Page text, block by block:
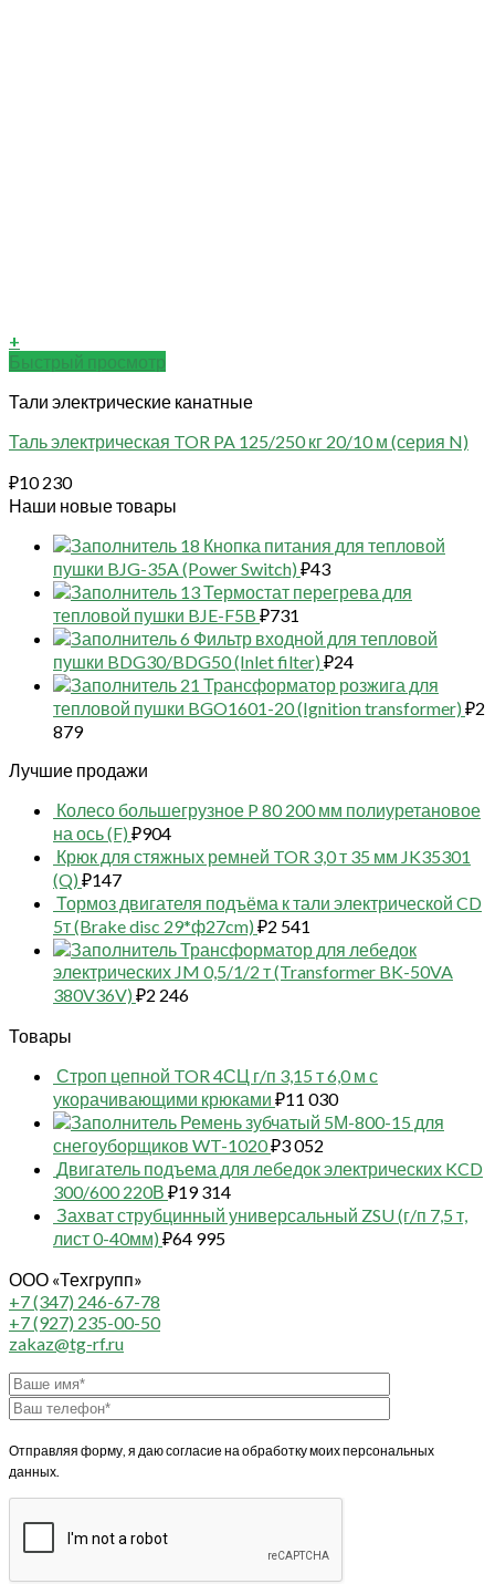
+
Быстрый просмотр
Тали электрические канатные
Таль электрическая TOR PA 125/250 кг 20/10 м (серия N)
₽10 230
Наши новые товары
18 Кнопка питания для тепловой
пушки BJG-35A (Power Switch) ₽43
13 Термостат перегрева для
тепловой пушки BJE-F5B ₽731
6 Фильтр входной для тепловой
пушки BDG30/BDG50 (Inlet filter) ₽24
21 Трансформатор розжига для
тепловой пушки BGO1601-20 (Ignition transformer) ₽2
879
Лучшие продажи
Колесо большегрузное P 80 200 мм полиуретановое
на ось (F) ₽904
Крюк для стяжных ремней TOR 3,0 т 35 мм JK35301
(Q) ₽147
Тормоз двигателя подъёма к тали электрической CD
5т (Brake disc 29*ф27cm) ₽2 541
Трансформатор для лебедок
электрических JM 0,5/1/2 т (Transformer BK-50VA
380V36V) ₽2 246
Товары
Строп цепной TOR 4СЦ г/п 3,15 т 6,0 м с
укорачивающими крюками ₽11 030
Ремень зубчатый 5М-800-15 для
снегоуборщиков WT-1020₽3 052
Двигатель подъема для лебедок электрических KCD
300/600 220В ₽19 314
Захват струбцинный универсальный ZSU (г/п 7,5 т,
лист 0-40мм) ₽64 995
ООО «Техгрупп»
+7 (347) 246-67-78
+7 (927) 235-00-50
zakaz@tg-rf.ru
Отправляя форму, я даю согласие на обработку моих персональных
данных.